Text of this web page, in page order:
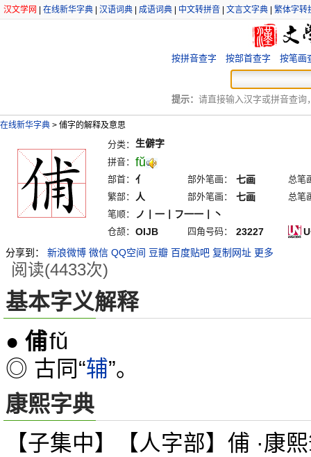
汉文学网 在线新华字典 汉语词典 成语词典 中文转拼音 文言文字典 繁体字转
按拼音查字 按部首查字 按笔画
提示： 请直接输入汉字或拼音查询
在线新华字典 > 俌字的解释及意思
分类： 生僻字
拼音： fŭ
部首： 亻 部外笔画： 七画
总笔
繁部：
人 部外笔画： 七画
总笔
笔顺：
ノ丨一丨フ一一丨丶
仓颉： OIJB 四角号码： 23227
分享到：
新浪微博 微信 QQ空间 豆瓣 百度贴吧 复制网址 更多
阅读(4433次)
基本字义解释
● 俌fǔ
◎ 古同“辅”。
康熙字典
【子集中】【人字部】俌 ·康